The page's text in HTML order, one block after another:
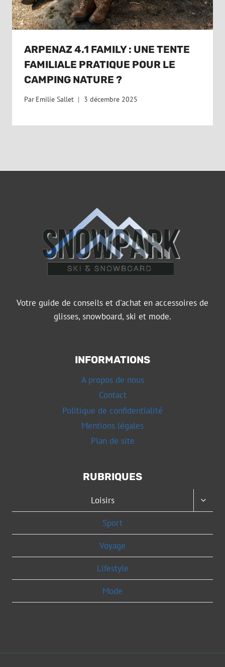
ARPENAZ 4.1 FAMILY : UNE TENTE
FAMILIALE PRATIQUE POUR LE
CAMPING NATURE ?
Par Emilie Sallet 3 décembre 2025
Votre guide de conseils et d'achat en accessoires de
glisses, snowboard, ski et mode.
INFORMATIONS
A propos de nous
Contact
Politique de confidentialité
Mentions légales
Plan de site
RUBRIQUES
Loisirs
Sport
Voyage
Lifestyle
Mode